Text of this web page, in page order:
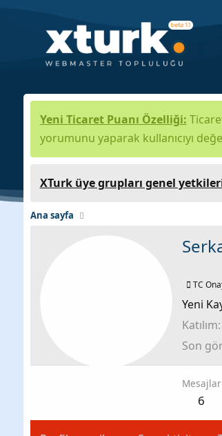
Yeni Ticaret Puanı Özelliği:
yorumunu yaparak kullanıcıyı
XTurk üye grupları genel
Ana sayfa
TC
Yeni
Katılım
Son
Mesajlar
6